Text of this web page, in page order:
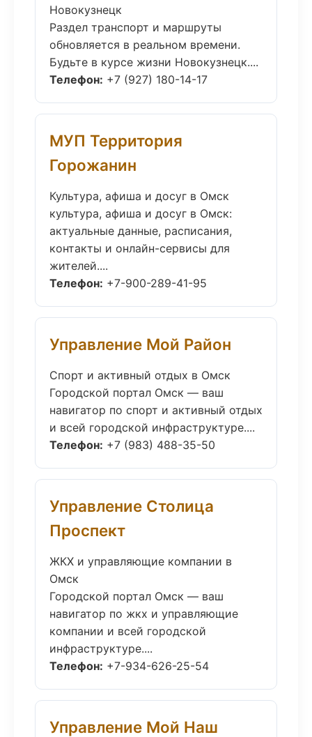
Новокузнецк
Раздел транспорт и маршруты
обновляется в реальном времени.
Будьте в курсе жизни Новокузнецк....
Телефон: +7 (927) 180-14-17
МУП Территория
Горожанин
Культура, афиша и досуг в Омск
культура, афиша и досуг в Омск:
актуальные данные, расписания,
контакты и онлайн-сервисы для
жителей....
Телефон: +7-900-289-41-95
Управление Мой Район
Спорт и активный отдых в Омск
Городской портал Омск — ваш
навигатор по спорт и активный отдых
и всей городской инфраструктуре....
Телефон: +7 (983) 488-35-50
Управление Столица
Проспект
ЖКХ и управляющие компании в
Омск
Городской портал Омск — ваш
навигатор по жкх и управляющие
компании и всей городской
инфраструктуре....
Телефон: +7-934-626-25-54
Управление Мой Наш